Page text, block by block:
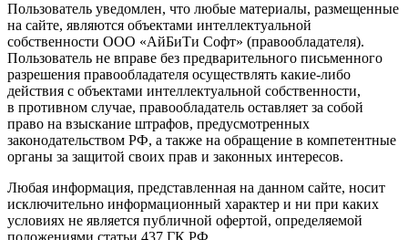
Пользователь уведомлен, что любые материалы, размещенные
на сайте, являются объектами интеллектуальной
собственности ООО «АйБиТи Софт» (правообладателя).
Пользователь не вправе без предварительного письменного
разрешения правообладателя осуществлять какие-либо
действия с объектами интеллектуальной собственности,
в противном случае, правообладатель оставляет за собой
право на взыскание штрафов, предусмотренных
законодательством РФ, а также на обращение в компетентные
органы за защитой своих прав и законных интересов.
Любая информация, представленная на данном сайте, носит
исключительно информационный характер и ни при каких
условиях не является публичной офертой, определяемой